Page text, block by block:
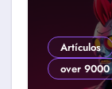
Artículos
over 9000